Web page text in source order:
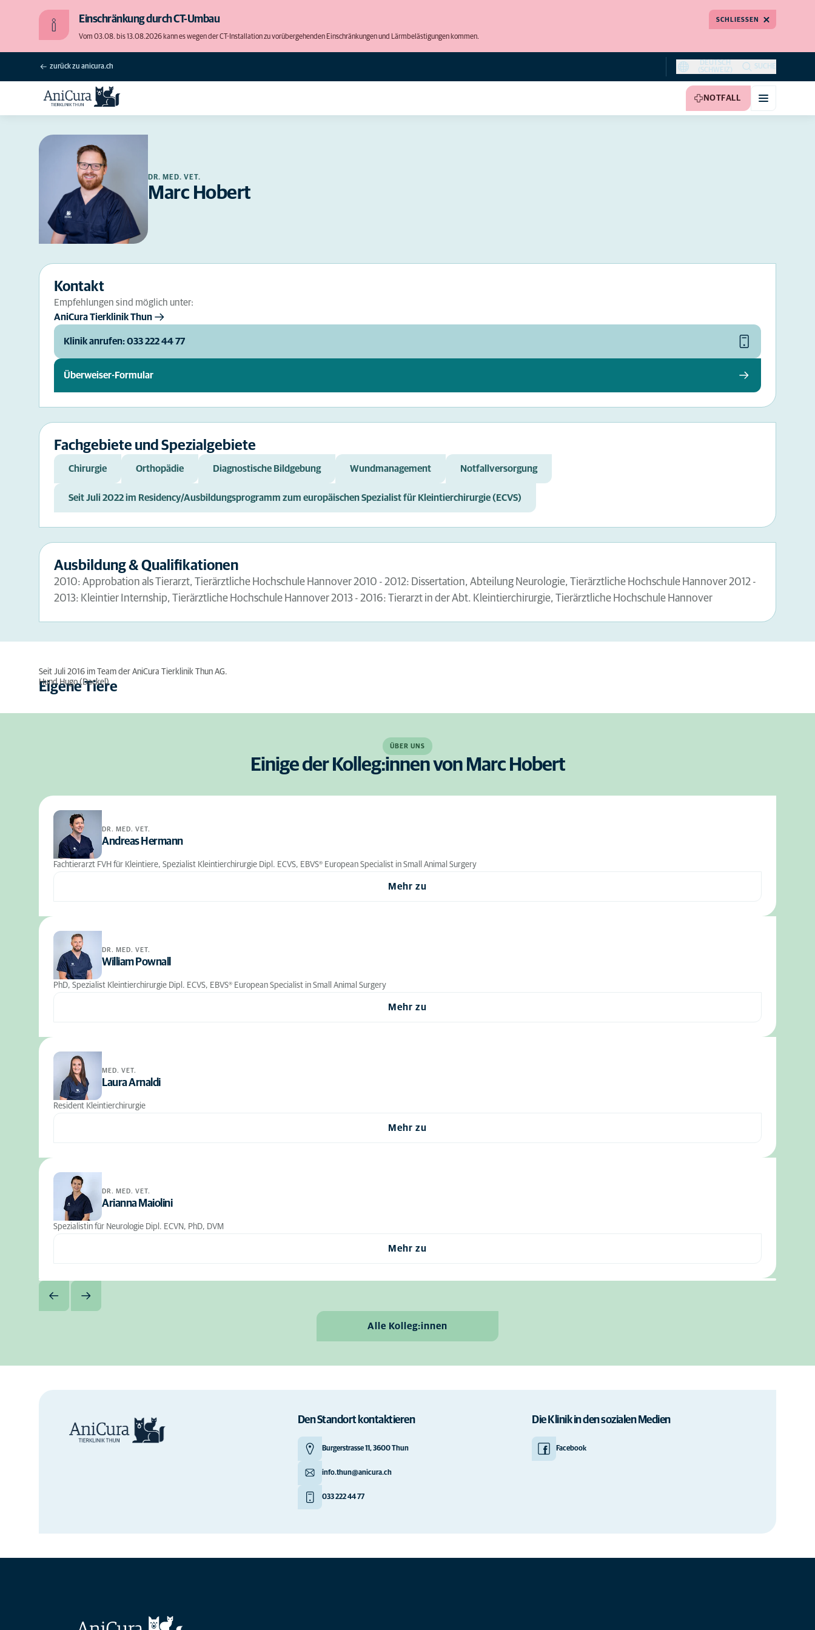
Einschränkung durch CT-Umbau
Vom 03.08. bis 13.08.2026 kann es wegen der CT-Installation zu vorübergehenden Einschränkungen und Lärmbelästigungen kommen.
SCHLIESSEN
zurück zu anicura.ch
DEUTSCH
(SCHWEIZ)
SUCHE
NOTFALL
DR. MED. VET.
Marc Hobert
Kontakt
Empfehlungen sind möglich unter:
AniCura Tierklinik Thun
Klinik anrufen: 033 222 44 77
Überweiser-Formular
Fachgebiete und Spezialgebiete
Chirurgie Orthopädie Diagnostische Bildgebung Wundmanagement Notfallversorgung
Seit Juli 2022 im Residency/Ausbildungsprogramm zum europäischen Spezialist für Kleintierchirurgie (ECVS)
Ausbildung & Qualifikationen
2010: Approbation als Tierarzt, Tierärztliche Hochschule Hannover 2010 - 2012: Dissertation, Abteilung Neurologie, Tierärztliche Hochschule Hannover 2012 -
2013: Kleintier Internship, Tierärztliche Hochschule Hannover 2013 - 2016: Tierarzt in der Abt. Kleintierchirurgie, Tierärztliche Hochschule Hannover
Seit Juli 2016 im Team der AniCura Tierklinik Thun AG.
Eigene Tiere
Hund Hugo (Dackel)
ÜBER UNS
Einige der Kolleg:innen von Marc Hobert
DR. MED. VET.
Andreas Hermann
Fachtierarzt FVH für Kleintiere, Spezialist Kleintierchirurgie Dipl. ECVS, EBVS® European Specialist in Small Animal Surgery
Mehr zu
DR. MED. VET.
William Pownall
PhD, Spezialist Kleintierchirurgie Dipl. ECVS, EBVS® European Specialist in Small Animal Surgery
Mehr zu
MED. VET.
Laura Arnaldi
Resident Kleintierchirurgie
Mehr zu
DR. MED. VET.
Arianna Maiolini
Spezialistin für Neurologie Dipl. ECVN, PhD, DVM
Mehr zu
Alle Kolleg:innen
Den Standort kontaktieren
Burgerstrasse 11, 3600 Thun
info.thun@anicura.ch
033 222 44 77
Die Klinik in den sozialen Medien
Facebook